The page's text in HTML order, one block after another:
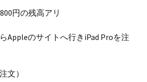
円の残高アリ
Appleのサイトへ行きiPad Proを注
文）